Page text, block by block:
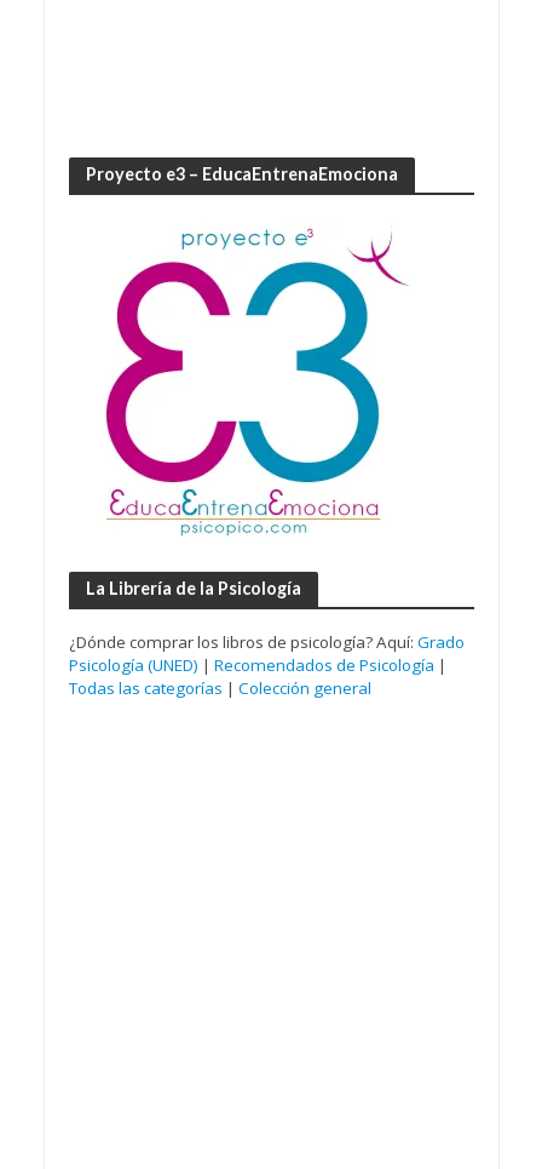
Proyecto e3 – EducaEntrenaEmociona
La Librería de la Psicología
¿Dónde comprar los libros de psicología? Aquí: Grado
Psicología (UNED) | Recomendados de Psicología |
Todas las categorías | Colección general